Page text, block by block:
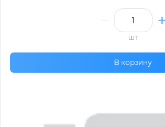
шт
В корзину